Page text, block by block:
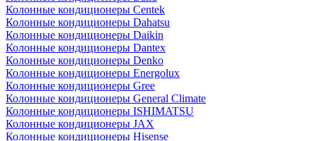
Колонные кондиционеры Centek
Колонные кондиционеры Dahatsu
Колонные кондиционеры Daikin
Колонные кондиционеры Dantex
Колонные кондиционеры Denko
Колонные кондиционеры Energolux
Колонные кондиционеры Gree
Колонные кондиционеры General Climate
Колонные кондиционеры ISHIMATSU
Колонные кондиционеры JAX
Колонные кондиционеры Hisense